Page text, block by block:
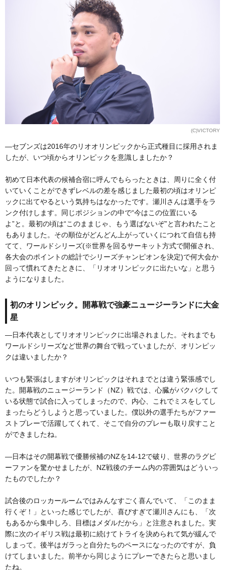
(C)VICTORY
―セブンズは2016年のリオオリンピックから正式種目に採用されま
したが、いつ頃からオリンピックを意識しましたか？
初めて日本代表の候補合宿に呼んでもらったときは、周りに全く付
いていくことができずレベルの差を感じました最初の頃はオリンピ
ックに出てやるという気持ちはなかったです。瀬川さんは選手をラ
ンク付けします。同じポジションの中で“今はこの位置にいる
よ”と。最初の頃は“このままじゃ、もう選ばないぞ”と言われたこと
もありました。その順位がどんどん上がっていくにつれて自信も持
てて、ワールドシリーズ(※世界を回るサーキット方式で開催され、
各大会のポイントの総計でシリーズチャンピオンを決定)で何大会か
回って慣れてきたときに、「リオオリンピックに出たいな」と思う
ようになりました。
初のオリンピック。開幕戦で強豪ニュージーランドに大金
星
―日本代表としてリオオリンピックに出場されました。それまでも
ワールドシリーズなど世界の舞台で戦っていましたが、オリンピッ
クは違いましたか？
いつも緊張はしますがオリンピックはそれまでとは違う緊張感でし
た。開幕戦のニュージーランド（NZ）戦では、心臓がバクバクして
いる状態で試合に入ってしまったので、内心、これでミスをしてし
まったらどうしようと思っていました。僕以外の選手たちがファー
ストプレーで活躍してくれて、そこで自分のプレーも取り戻すこと
ができましたね。
―日本はその開幕戦で優勝候補のNZを14-12で破り、世界のラグビ
ーファンを驚かせましたが、NZ戦後のチーム内の雰囲気はどういっ
たものでしたか？
試合後のロッカールームではみんなすごく喜んでいて、「このまま
行くぞ！」といった感じでしたが、喜びすぎて瀬川さんにも、「次
もあるから集中しろ、目標はメダルだから」と注意されました。実
際に次のイギリス戦は最初に続けてトライを決められて気が緩んで
しまって。後半はガラっと自分たちのペースになったのですが、負
けてしまいました。前半から同じようにプレーできたらと思いまし
たね。